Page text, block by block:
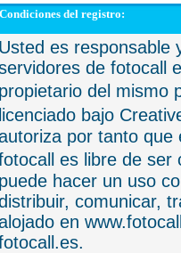
Condiciones del registro:
Usted es responsable
de fotocall
propietario del mismo
licenciado bajo
por tanto que
es libre de
puede hacer un uso
comunicar,
en